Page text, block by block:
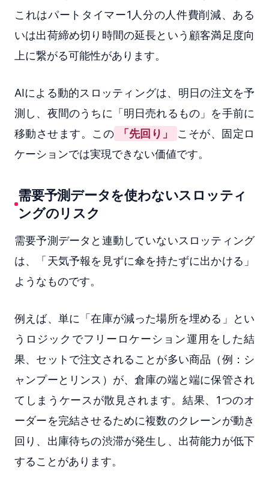
これはパートタイマー1人分の人件費削減、ある
いは出荷締め切り時間の延長という顧客満足度向
上に繋がる可能性があります。
AIによる動的スロッティングは、明日の注文を予
測し、夜間のうちに「明日売れるもの」を手前に
移動させます。この
「先回り」
こそが、固定ロ
ケーションでは実現できない価値です。
需要予測データを使わないスロッティ
ングのリスク
需要予測データと連動していないスロッティング
は、「天気予報を見ずに傘を持たずに出かける」
ようなものです。
例えば、単に「在庫が減った場所を埋める」とい
うロジックでフリーロケーション運用をした結
果、セットで注文されることが多い商品（例：シ
ャンプーとリンス）が、倉庫の端と端に保管され
てしまうケースが散見されます。結果、1つのオ
ーダーを完結させるために複数のクレーンが動き
回り、出庫待ちの渋滞が発生し、出荷能力が低下
することがあります。